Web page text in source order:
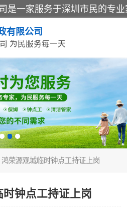
有限公司
为民服务每一天
鸿荣源观城临时钟点工持证上岗
钟点工持证上岗